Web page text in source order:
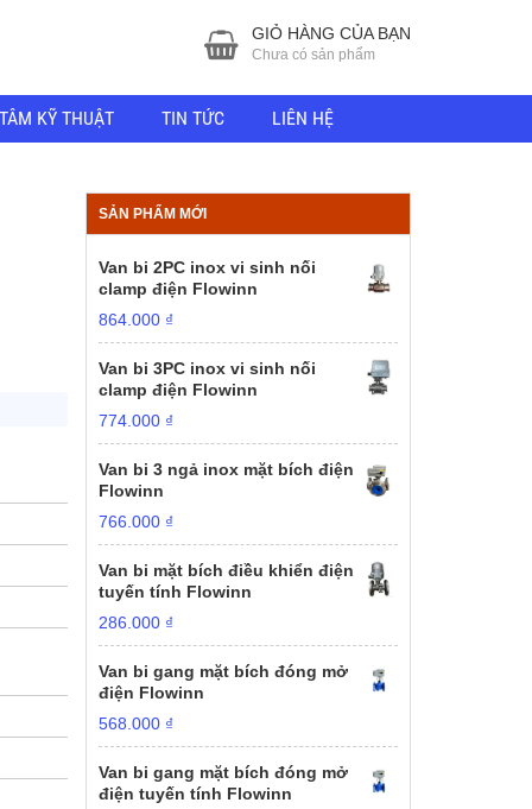
GIỎ HÀNG CỦA BẠN
Chưa có sản phẩm
KỸ THUẬT TIN TỨC LIÊN HỆ
SẢN PHẨM MỚI
Van bi 2PC inox vi sinh nối
clamp điện Flowinn
864.000 ₫
Van bi 3PC inox vi sinh nối
clamp điện Flowinn
774.000 ₫
Van bi 3 ngả inox mặt bích điện
Flowinn
766.000 ₫
Van bi mặt bích điều khiển điện
tuyến tính Flowinn
286.000 ₫
Van bi gang mặt bích đóng mở
điện Flowinn
568.000 ₫
Van bi gang mặt bích đóng mở
điện tuyến tính Flowinn